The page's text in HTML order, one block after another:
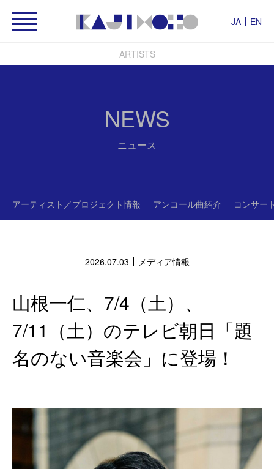
JA EN
ARTISTS
NEWS
ニュース
アーティスト／プロジェクト情報 アンコール曲紹介 コンサー
2026.07.03 メディア情報
山根一仁、7/4（土）、
7/11（土）のテレビ朝日「題
名のない音楽会」に登場！